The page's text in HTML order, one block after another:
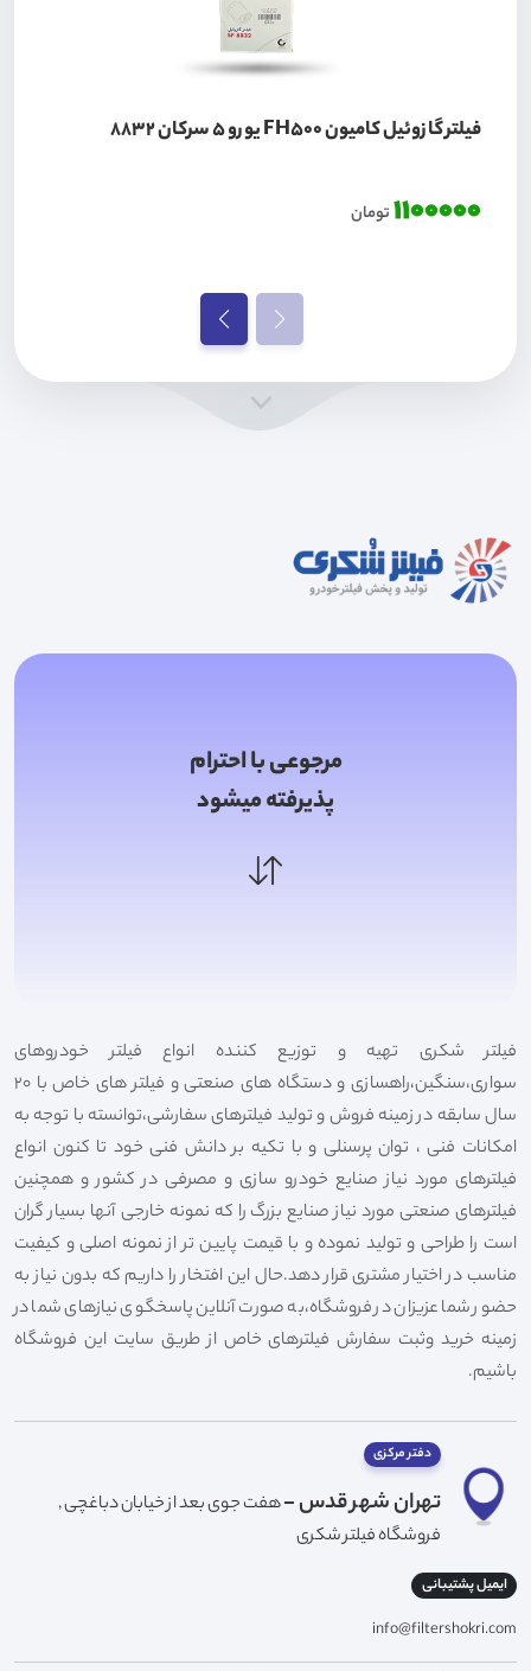
فیلتر گازوئیل کامیون FH500 یورو 5 سرکان 8832
1100000تومان
مرجوعی با احترام
پذیرفته میشود
فیلتر شکری تهیه و توزیع کننده انواع فیلتر خودروهای
سواری،سنگین،راهسازی و دستگاه های صنعتی و فیلتر های خاص با 20
سال سابقه در زمینه فروش و تولید فیلترهای سفارشی،توانسته با توجه به
امکانات فنی ، توان پرسنلی و با تکیه بر دانش فنی خود تا کنون انواع
فیلترهای مورد نیاز صنایع خودرو سازی و مصرفی در کشور و همچنین
فیلترهای صنعتی مورد نیاز صنایع بزرگ را که نمونه خارجی آنها بسیار گران
است را طراحی و تولید نموده و با قیمت پایین تر از نمونه اصلی و کیفیت
مناسب در اختیار مشتری قرار دهد.حال این افتخار را داریم که بدون نیاز به
حضور شما عزیزان در فروشگاه،به صورت آنلاین پاسخگوی نیازهای شما در
زمینه خرید وثبت سفارش فیلترهای خاص از طریق سایت این فروشگاه
باشیم.
دفتر مرکزی
تهران شهر قدس -هفت جوی بعد از خیابان دباغچی ,
فروشگاه فیلتر شکری
ایمیل پشتیبانی
info@filtershokri.com